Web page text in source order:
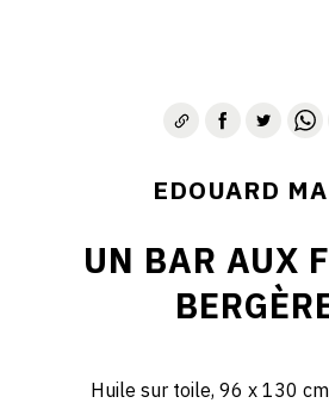
EDOUARD
UN BAR AUX
Huile sur toile, 96 x 130